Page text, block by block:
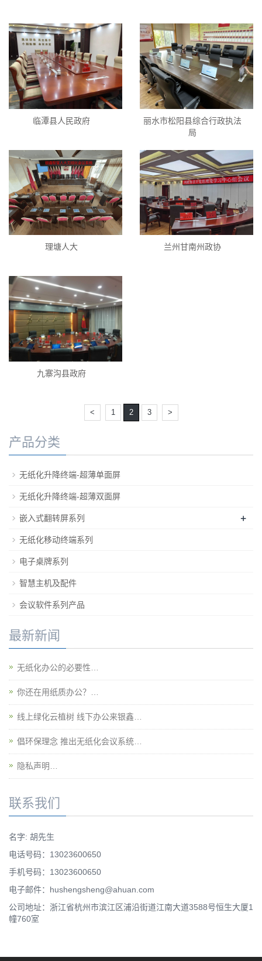
临潭县人民政府
丽水市松阳县综合行政执法
局
理塘人大 兰州甘南州政协
九寨沟县政府
< 1 2 3 >
产品分类
无纸化升降终端-超薄单面屏
无纸化升降终端-超薄双面屏
嵌入式翻转屏系列 +
无纸化移动终端系列
电子桌牌系列
智慧主机及配件
会议软件系列产品
最新新闻
无纸化办公的必要性…
你还在用纸质办公？…
线上绿化云植树 线下办公来银鑫…
倡环保理念 推出无纸化会议系统…
隐私声明…
联系我们
名字: 胡先生
电话号码：13023600650
手机号码：13023600650
电子邮件：hushengsheng@ahuan.com
公司地址：浙江省杭州市滨江区浦沿街道江南大道3588号恒生大厦1
幢760室